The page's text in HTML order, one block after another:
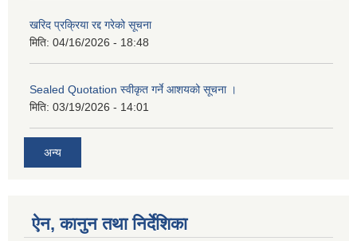
खरिद प्रक्रिया रद्द गरेको सूचना
मिति: 04/16/2026 - 18:48
Sealed Quotation स्वीकृत गर्ने आशयको सूचना ।
मिति: 03/19/2026 - 14:01
अन्य
ऐन, कानुन तथा निर्देशिका